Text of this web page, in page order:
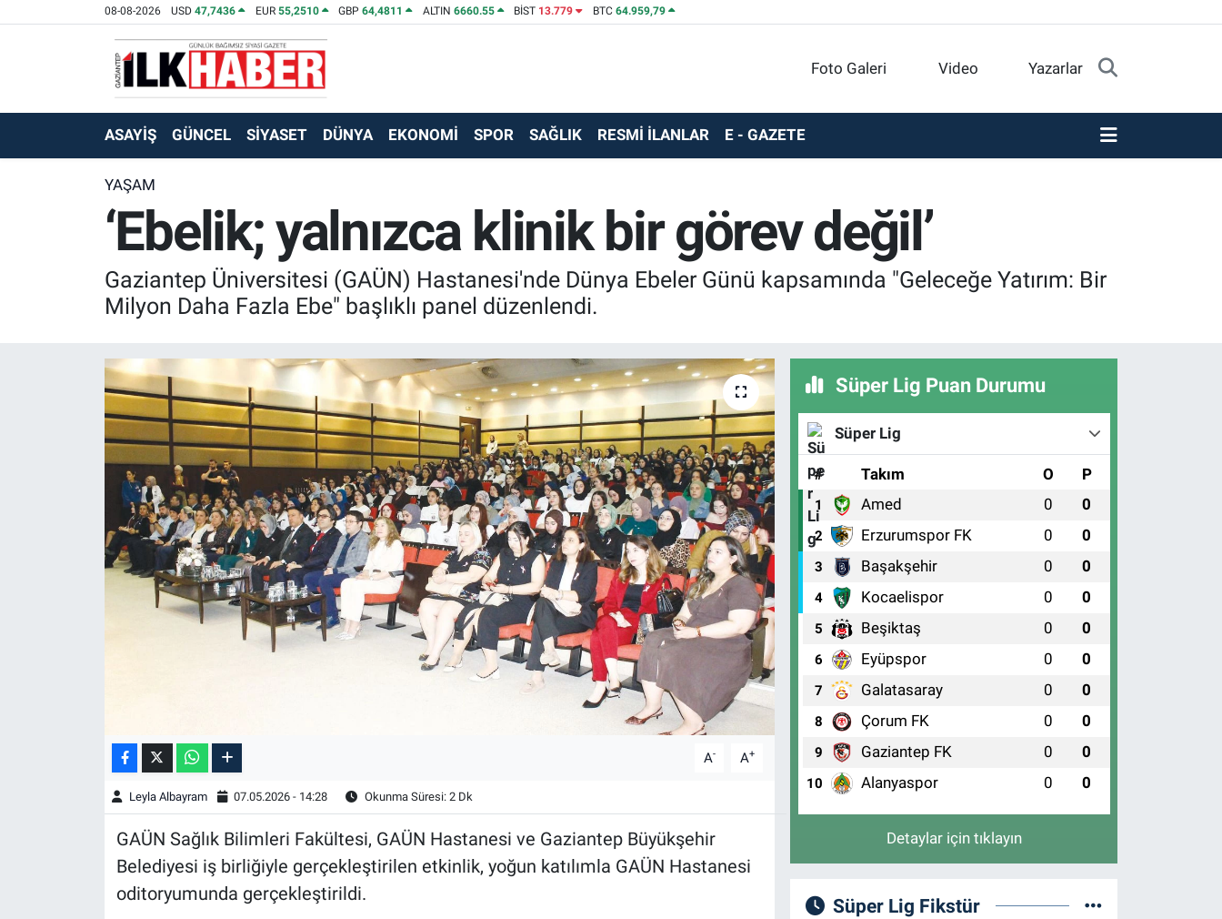
08-08-2026 USD47,7436 EUR 55,2510 GBP64,4811 ALTIN 6660.55 BİST 13.779 BTC 64.959,79
Foto Galeri Video Yazarlar
ASAYİŞ GÜNCEL SİYASET DÜNYA EKONOMİ SPOR SAĞLIK RESMİ İLANLAR E - GAZETE
YAŞAM
‘Ebelik; yalnızca klinik bir görev değil’
Gaziantep Üniversitesi (GAÜN) Hastanesi'nde Dünya Ebeler Günü kapsamında "Geleceğe Yatırım: Bir
Milyon Daha Fazla Ebe" başlıklı panel düzenlendi.
A- A+
Leyla Albayram 07.05.2026 - 14:28 Okunma Süresi: 2 Dk
GAÜN Sağlık Bilimleri Fakültesi, GAÜN Hastanesi ve Gaziantep Büyükşehir
Belediyesi iş birliğiyle gerçekleştirilen etkinlik, yoğun katılımla GAÜN Hastanesi
oditoryumunda gerçekleştirildi.
Süper Lig Puan Durumu
Süper Lig
# Takım O P
1 Amed 0 0
2 Erzurumspor FK 0 0
3 Başakşehir 0 0
4 Kocaelispor 0 0
5 Beşiktaş 0 0
6 Eyüpspor 0 0
7 Galatasaray 0 0
8 Çorum FK 0 0
9 Gaziantep FK 0 0
10 Alanyaspor 0 0
Detaylar için tıklayın
Süper Lig Fikstür
EKONOMİ
SİYASET
SAĞLIK
TEKNOLOJİ
KÜLTÜR - SANAT
Beyoğlu Hava Durumu
Beyoğlu Trafik Yoğunluk Haritası
Süper Lig Puan Durumu ve Fikstür
Tüm Manşetler
Son Dakika Haberleri
Haber Arşivi